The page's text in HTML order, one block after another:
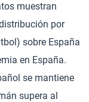
muestran
por
sobre España
en España.
se mantiene
supera al